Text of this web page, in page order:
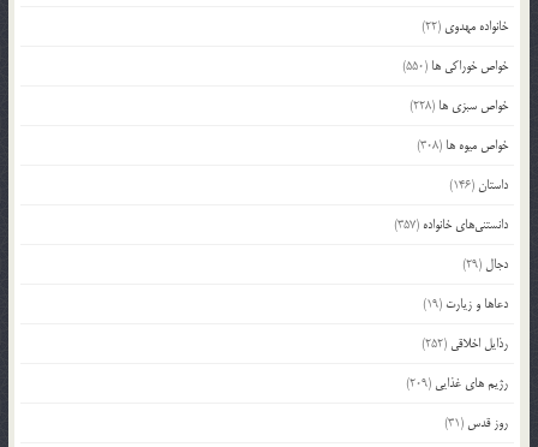
خانواده مهدوی (22)
خواص خوراکی ها (550)
خواص سبزی ها (228)
خواص میوه ها (308)
داستان(146)
دانستنی‌های خانواده (357)
دجال (29)
دعاها و زیارت (19)
رذایل اخلاقی (252)
رژیم های غذایی (209)
روز قدس (31)